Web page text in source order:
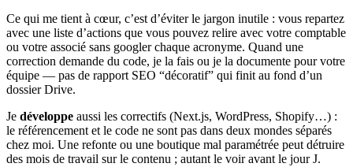
Ce qui me tient à cœur, c’est d’éviter le jargon inutile : vous repartez
avec une liste d’actions que vous pouvez relire avec votre comptable
ou votre associé sans googler chaque acronyme. Quand une
correction demande du code, je la fais ou je la documente pour votre
équipe — pas de rapport SEO “décoratif” qui finit au fond d’un
dossier Drive.
Je développe aussi les correctifs (Next.js, WordPress, Shopify…) :
le référencement et le code ne sont pas dans deux mondes séparés
chez moi. Une refonte ou une boutique mal paramétrée peut détruire
des mois de travail sur le contenu ; autant le voir avant le jour J.